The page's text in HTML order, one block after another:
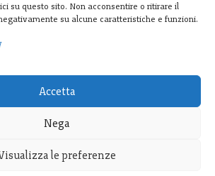
su questo sito. Non acconsentire o ritirare il
su alcune caratteristiche e funzioni.
Accetta
Nega
le preferenze
F. + 39 02 76392030
p.i. 12520270153